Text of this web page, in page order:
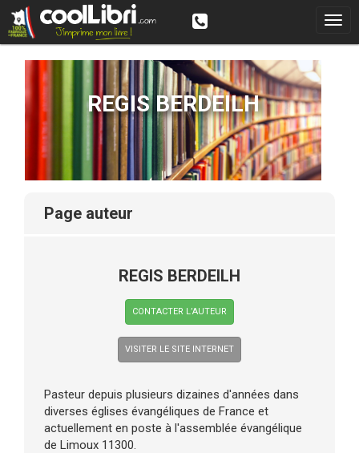
REGIS BERDEILH
page auteur
REGIS BERDEILH
CONTACTER L’AUTEUR
VISITER LE SITE INTERNET
Pasteur depuis plusieurs dizaines d'années dans
diverses églises évangéliques de France et
actuellement en poste à l'assemblée évangélique
de Limoux 11300.